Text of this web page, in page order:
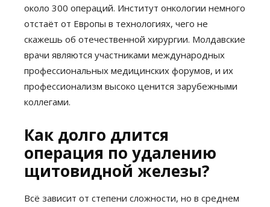
около 300 операций. Институт онкологии немного
отстаёт от Европы в технологиях, чего не
скажешь об отечественной хирургии. Молдавские
врачи являются участниками международных
профессиональных медицинских форумов, и их
профессионализм высоко ценится зарубежными
коллегами.
Как долго длится
операция по удалению
щитовидной железы?
Всё зависит от степени сложности, но в среднем